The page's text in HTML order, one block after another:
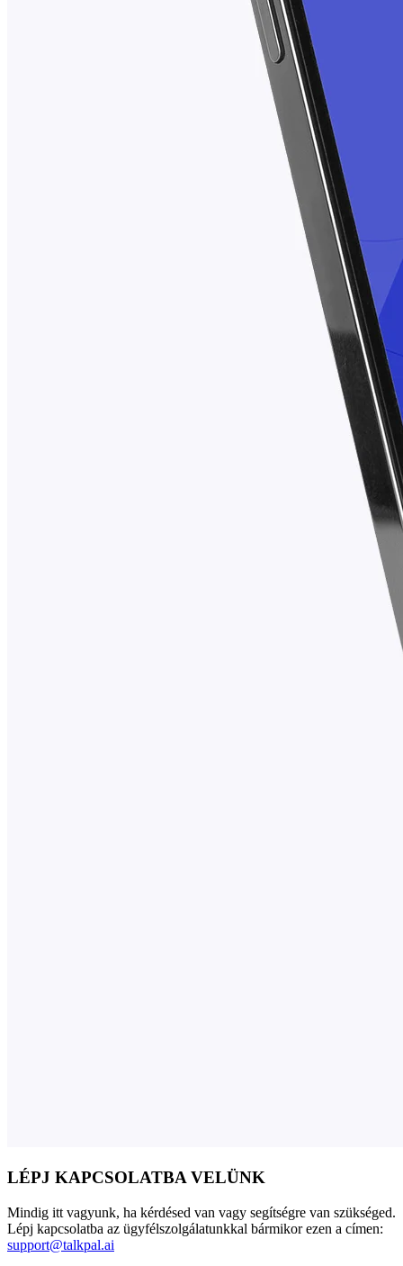
LÉPJ KAPCSOLATBA VELÜNK
Mindig itt vagyunk, ha kérdésed van vagy segítségre van szükséged.
Lépj kapcsolatba az ügyfélszolgálatunkkal bármikor ezen a címen:
support@talkpal.ai